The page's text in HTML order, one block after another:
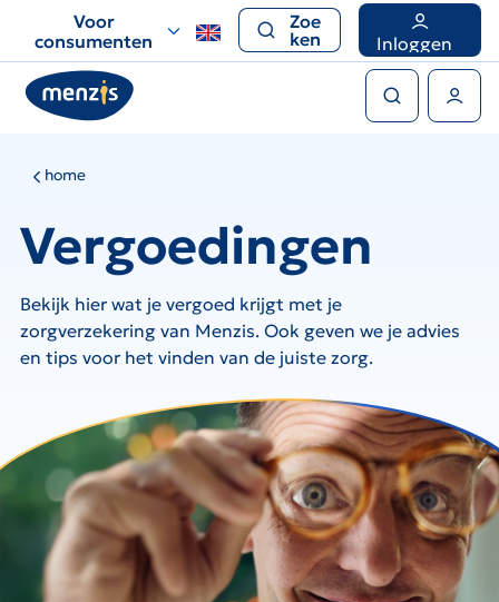
voor
snelle
navigatie
Voor
consumenten
Zoe
ken
Inloggen
home
Vergoedingen
Bekijk hier wat je vergoed krijgt met je
zorgverzekering van Menzis. Ook geven we je advies
en tips voor het vinden van de juiste zorg.